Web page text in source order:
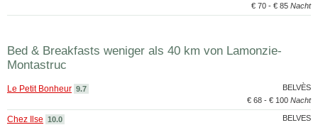
€ 70 - € 85 Nacht
Bed & Breakfasts weniger als 40 km von Lamonzie-
Montastruc
BELVÈS
Le Petit Bonheur 9.7
€ 68 - € 100 Nacht
BELVES
Chez Ilse 10.0